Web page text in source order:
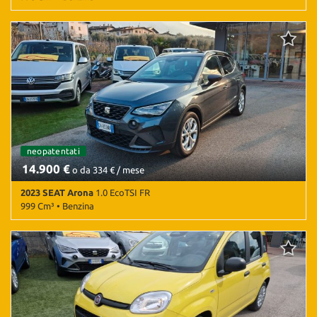
19.000 Km • Cambio Automatico (5) • Verde pastello • 5 Porte •
ABS • Airbag • Airbag laterali • Airbag Passeggero • Airbag testa •
Android Auto • Antifurto • Apple CarPlay • Autoradio • Autoradio
digitale • Bluetooth • Cerchi in lega • Chiusura centralizzata •
Climatizzatore • Controllo elettronico della corsia • Controllo
trazione • Cruise Control • ESP • Fendinebbia • Frenata
d'emergenza assistita • Riconoscimento dei segnali stradali •
Sensore di luce • Sensori di parcheggio posteriori • Servosterzo •
Navigatore satellitare • Specchietti laterali elettrici • Telecamera
per parcheggio assistito • Touch screen • Volante in pelle • Volante
multifunzione
neopatentati
14.900 €o da 334 € / mese
2023 SEAT Arona 1.0 EcoTSI FR
999 Cm³ • Benzina
56.000 Km • Cambio Manuale (5) • Grigio metallizzato • 5 Porte •
ABS • Airbag • Airbag laterali • Airbag Passeggero • Airbag testa •
Android Auto • Apple CarPlay • Autoradio • Autoradio digitale •
Bluetooth • Cerchi in lega • Chiusura centralizzata • Climatizzatore
• Controllo automatico clima • Controllo elettronico della corsia •
Controllo trazione • Cruise Control • ESP • Fari LED • Fendinebbia •
Frenata d'emergenza assistita • Sensore di luce • Sensore di